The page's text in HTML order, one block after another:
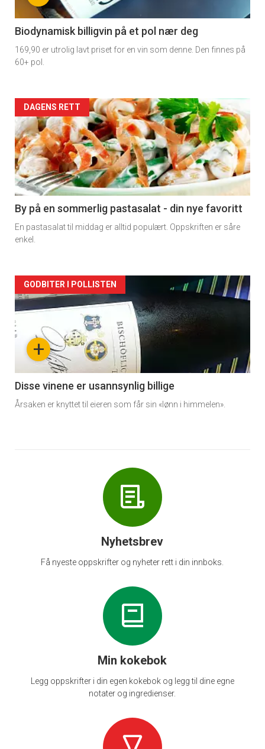
4
Biodynamisk billigvin på et pol nær deg
169,90 er utrolig lavt priset for en vin som denne. Den finnes på
60+ pol.
Forsiden
akkurat
nå
-
5
DAGENS RETT
By på en sommerlig pastasalat - din nye favoritt
En pastasalat til middag er alltid populært. Oppskriften er såre
enkel.
Forsiden
akkurat
nå
6
+
GODBITER I POLLISTEN
Disse vinene er usannsynlig billige
Årsaken er knyttet til eieren som får sin «lønn i himmelen».
Nyhetsbrev
Få nyeste oppskrifter og nyheter rett i din innboks.
Min kokebok
Legg oppskrifter i din egen kokebok og legg til dine egne
notater og ingredienser.